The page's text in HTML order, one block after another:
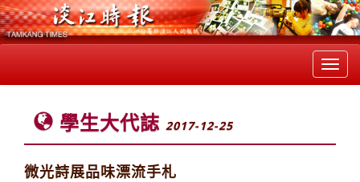
學生大代誌 2017-12-25
微光詩展品味漂流手札